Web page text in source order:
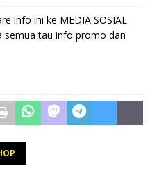
info ini ke MEDIA SOSIAL
semua tau info promo dan